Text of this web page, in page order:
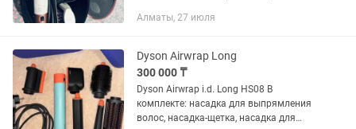
пользовалась, так как мне лень.
внутри...
Алматы, 27 июля
Dyson Airwrap Long
300 000 ₸
Dyson Airwrap i.d. Long HS08 В
комплекте: насадка для выпрямления
волос, насадка-щетка, насадка для